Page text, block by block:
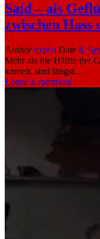
Said – als
zwischen Hass
Authorrobert Date 8.
Mehr als die Hälfte der
kamen, sind längst...
Leave a comment |